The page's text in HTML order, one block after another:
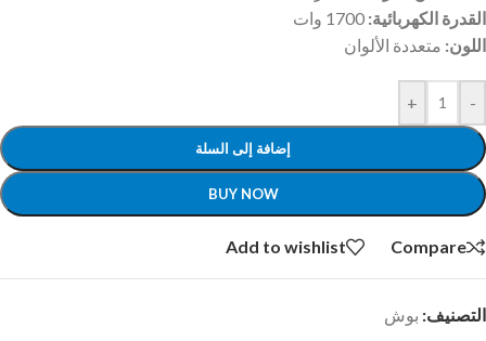
القدرة الكهربائية:
اللون: متعددة الألوان
-
+
إضافة إلى السلة
BUY NOW
Compare
Add to wishlist
التصنيف: بوش